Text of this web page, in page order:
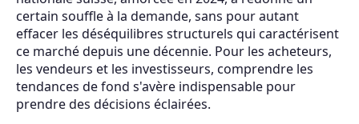
certain souffle à la demande, sans pour autant
effacer les déséquilibres structurels qui caractérisent
ce marché depuis une décennie. Pour les acheteurs,
les vendeurs et les investisseurs, comprendre les
tendances de fond s'avère indispensable pour
prendre des décisions éclairées.